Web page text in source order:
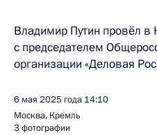
Владимир Путин провёл в
с председателем
организации «Деловая
6 мая 2025 года 14:10
Москва, Кремль
3 фотографии